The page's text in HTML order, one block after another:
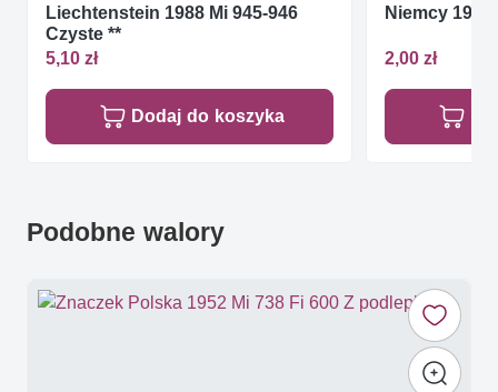
Liechtenstein 1988 Mi 945-946
Czyste **
5,10 zł
Dodaj do koszyka
Niemcy 1980
2,00 zł
Podobne walory